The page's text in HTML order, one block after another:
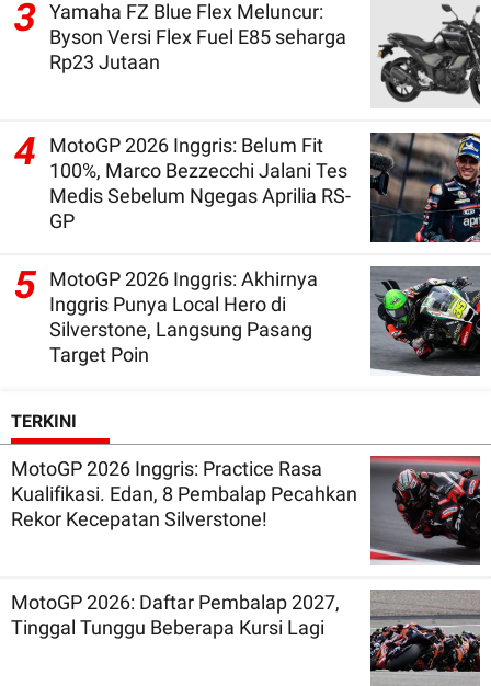
3 Yamaha FZ Blue Flex Meluncur:
Byson Versi Flex Fuel E85 seharga
Rp23 Jutaan
4
MotoGP 2026 Inggris: Belum Fit
100%, Marco Bezzecchi Jalani Tes
Medis Sebelum Ngegas Aprilia RS-
GP
5 MotoGP 2026 Inggris: Akhirnya
Inggris Punya Local Hero di
Silverstone, Langsung Pasang
Target Poin
TERKINI
MotoGP 2026 Inggris: Practice Rasa
Kualifikasi. Edan, 8 Pembalap Pecahkan
Rekor Kecepatan Silverstone!
MotoGP 2026: Daftar Pembalap 2027,
Tinggal Tunggu Beberapa Kursi Lagi